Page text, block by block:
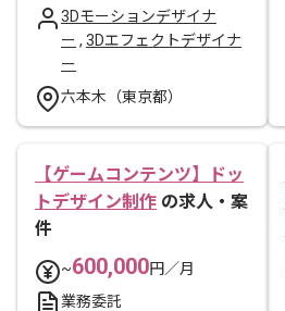
3Dモーションデザイナ
ー , 3Dエフェクトデザイナ
ー
六本木（東京都）
【ゲームコンテンツ】ドッ
トデザイン制作 の求人・案
件
~600,000円／月
業務委託